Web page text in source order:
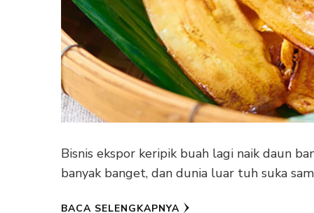
Bisnis ekspor keripik buah lagi naik daun
banyak banget, dan dunia luar tuh suka
BACA SELENGKAPNYA